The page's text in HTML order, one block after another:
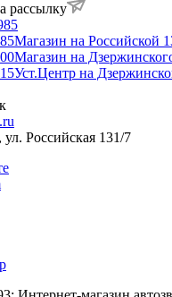
рассылку
Магазин на Российской
Магазин на
Уст.Центр на
ул. Российская 131/7